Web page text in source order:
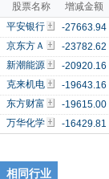
股票名称
增减金额
平安银行
-27663.94
京东方Ａ
-23782.62
新潮能源
-20920.16
克来机电
-19643.16
东方财富
-19615.00
万华化学
-16429.81
相同行业